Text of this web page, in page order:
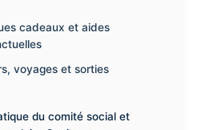
cadeaux et aides
voyages et sorties
du comité social et